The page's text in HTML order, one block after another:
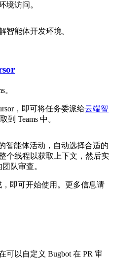
境访问。
智能体开发环境。
。
，即可将任务委派给云端智
到 Teams 中。
智能体活动，自动选择合适的
个线程以获取上下文，然后实
队审查。
即可开始使用。更多信息请
可以自定义 Bugbot 在 PR 审